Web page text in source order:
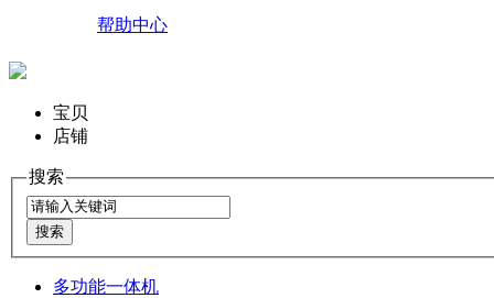
帮助中心
宝贝
店铺
搜索
多功能一体机